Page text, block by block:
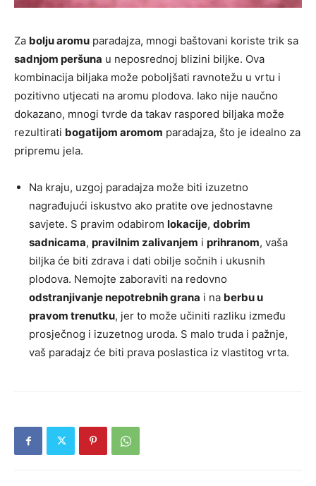
Za bolju aromu paradajza, mnogi baštovani koriste trik sa
sadnjom peršuna u neposrednoj blizini biljke. Ova
kombinacija biljaka može poboljšati ravnotežu u vrtu i
pozitivno utjecati na aromu plodova. Iako nije naučno
dokazano, mnogi tvrde da takav raspored biljaka može
rezultirati bogatijom aromom paradajza, što je idealno za
pripremu jela.
Na kraju, uzgoj paradajza može biti izuzetno
nagrađujući iskustvo ako pratite ove jednostavne
savjete. S pravim odabirom lokacije, dobrim
sadnicama, pravilnim zalivanjem i prihranom, vaša
biljka će biti zdrava i dati obilje sočnih i ukusnih
plodova. Nemojte zaboraviti na redovno
odstranjivanje nepotrebnih grana i na berbu u
pravom trenutku, jer to može učiniti razliku između
prosječnog i izuzetnog uroda. S malo truda i pažnje,
vaš paradajz će biti prava poslastica iz vlastitog vrta.